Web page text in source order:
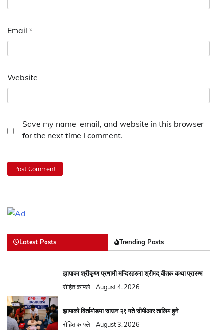
Email *
Website
Save my name, email, and website in this browser
for the next time I comment.
Latest Posts Trending Posts
झापाका श्रीकृष्ण प्रणामी मन्दिरहरुमा श्रीमद् वीतक कथा प्रारम्भ
रोहित काफ्ले August 4, 2026
झापाको विर्तामोडमा साउन २९ गते सीपीआर तालिम हुने
रोहित काफ्ले August 3, 2026